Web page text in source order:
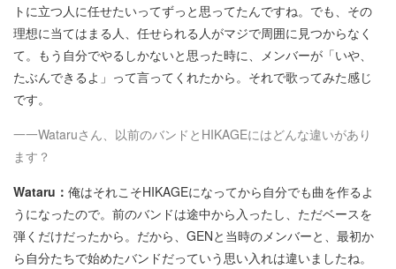
トに立つ人に任せたいってずっと思ってたんですね。でも、その
理想に当てはまる人、任せられる人がマジで周囲に見つからなく
て。もう自分でやるしかないと思った時に、メンバーが「いや、
たぶんできるよ」って言ってくれたから。それで歌ってみた感じ
です。
一一Wataruさん、以前のバンドとHIKAGEにはどんな違いがあり
ます？
Wataru： 俺はそれこそHIKAGEになってから自分でも曲を作るよ
うになったので。前のバンドは途中から入ったし、ただベースを
弾くだけだったから。だから、GENと当時のメンバーと、最初か
ら自分たちで始めたバンドだっていう思い入れは違いましたね。